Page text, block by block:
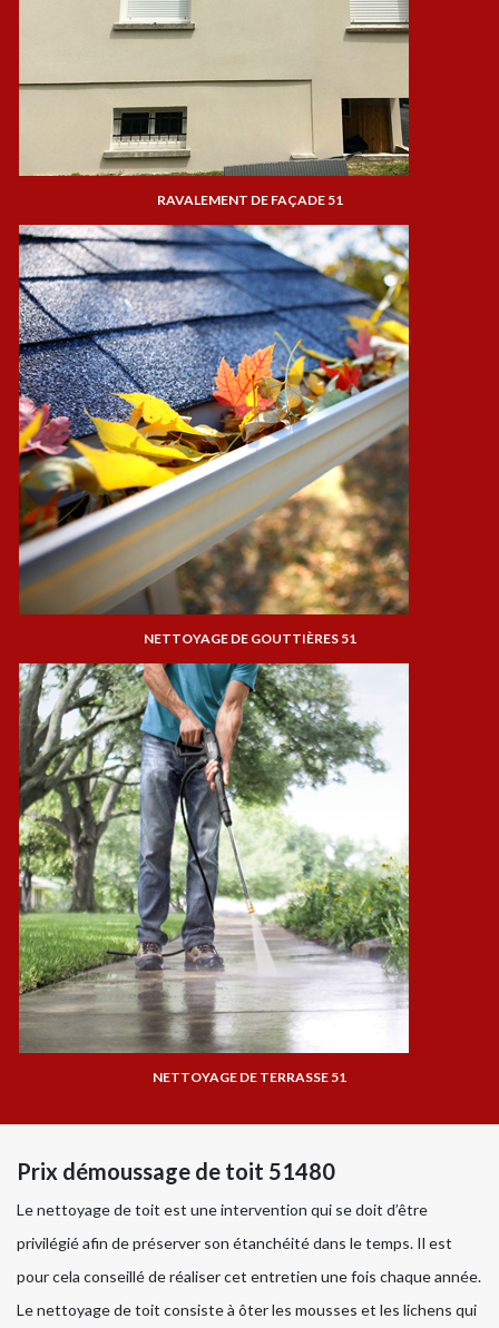
RAVALEMENT DE FAÇADE 51
NETTOYAGE DE GOUTTIÈRES 51
NETTOYAGE DE TERRASSE 51
Prix démoussage de toit 51480
Le nettoyage de toit est une intervention qui se doit d’être
privilégié afin de préserver son étanchéité dans le temps. Il est
pour cela conseillé de réaliser cet entretien une fois chaque année.
Le nettoyage de toit consiste à ôter les mousses et les lichens qui